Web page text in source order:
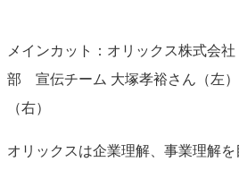
メインカット：オリックス株式会
部 宣伝チーム 大塚孝裕さん（左
（右）
オリックスは企業理解、事業理解